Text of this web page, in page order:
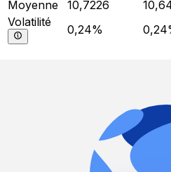
Moyenne
10,7226
Volatilité
0,24%
entre 10,6689 et 10,7527. La
avec 0,24% volatilité.
Au cours des 30 derniers
entre 10,5777 et 10,7527. La